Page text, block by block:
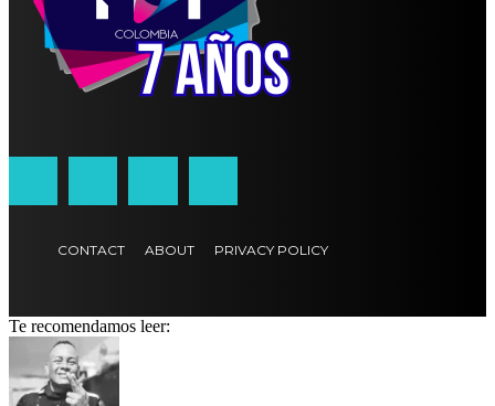
CONTACT ABOUT PRIVACY POLICY
Te recomendamos leer: